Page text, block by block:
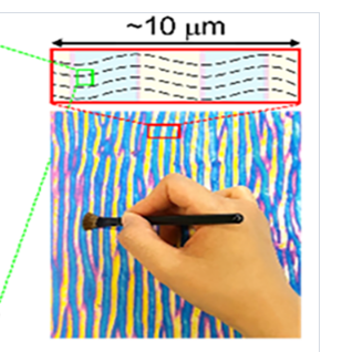
노 꽃 입자는 낮은 세포독성 특성을 띠면서
효소로부터 효과적으로 보호하는 특성이
해 향후 유전자 치료용 전달체 등에 응용
단의
업과 글로벌프론티어 지원사업의 일환으로
무기 복합 나노 꽃 구조물의 제작 결과를
꽃
구조물의 제작 과정을 나타내는 모식도 ​
질에 찍어 마이크로-나노 구조체를 제작하는
이고 손쉽게 마이크로-나노 구조 제작이 가능해
래피 기술을 대체할 유망한 리소그래피 기술로
열, 용매, 자외선 등을 필요로 하는 기존의
피 기술은 물질을 수축시키는 특성이 있어
하기 어렵다는 한계가 있다. 연구팀은 문제
선 영역의 빛을 아조벤젠 고분자 물질에
아조벤젠 물질을 수직방향으로 끌어올려
체를 형성하는 새로운 형태의 광유도
피 기술을 개발했다. 아조벤젠 물질은 빛이
따라 액화돼 흐르는 독특한 특성을 갖는다. 이는
다면 아조벤젠 물질의 움직임을 통제할 수
존의 아조벤젠 물질을 이용한 구조체 제작은
는 현상에만 주목해 수직방향으로의 유체화
이를 이용한 구조 제어는 거의 이뤄지지